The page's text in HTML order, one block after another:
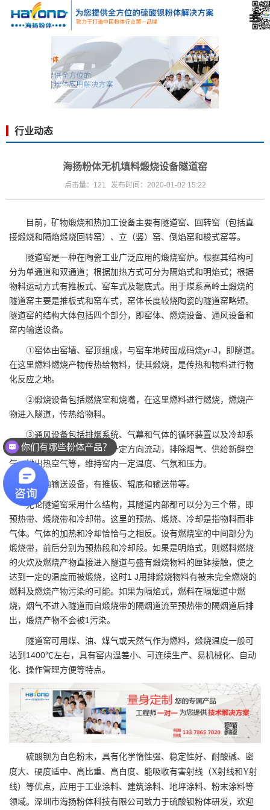
行业动态
海扬粉体无机填料煅烧设备隧道窑
点击量：121 发布时间：2020-01-02 15:22
目前，矿物煅烧和热加工设备主要有隧道窑、回转窑（包括直
接煅烧和隔焰煅烧回转窑）、立（竖）窑、倒焰窑和梭式窑等。
隧道窑是一种在陶瓷工业广泛应用的煅烧窑炉。根据其结构可
分为单通道和双通道；根据加热方式可分为隔焰式和明焰式；根据
物料运动方式有推板式、窑车式及辊底式。用于煤系高岭土煅烧的
隧道窑主要是推板式和窑车式，窑体长度较烧陶瓷的隧道窑略短。
隧道窑的结构大体包括四个部分，即窑体、燃烧设备、通风设备和
窑内输送设备。
①窑体由窑墙、窑顶组成，与窑车地砖围成码烧yr-J，即隧道。
在这里燃料燃烧产物传热给物料，使其煅烧，是传热和物料进行物
化反应之地。
②煅烧设备包括燃烧室和烧嘴，在这里燃料进行燃烧，燃烧产
物进入隧道，传热给物料。
③通风设备包括排烟系统、气幕和气体的循环装置以及冷却系
统。其作用是使窑内气流按一定方向流动，排除烟气、供给新鲜空
气、排出热空气等，维持窑内一定温度、气氛和压力。
④窑内输送设备，有推板、辊底和输送带等。
无论隧道窑采用什么结构，其隧道内部都可以分为三个带，即
预热带、煅烧带和冷却带。这里的预热、煅烧、冷却是指物料而非
气体。气体的加热和冷却恰恰与之相反。设有燃烧室的中间部分为
煅烧带，前后分别为预热段和冷却段。如果是明焰式，则燃料燃烧
的火炊及燃烧产物直接进入隧道与盛有煅烧物料的匣钵接触，使之
达到一定的温度而被煅烧，这时1 J用排煅烧物料有被未完全燃烧的
燃料及燃烧产物污染的可能。如果为隔焰式，燃料在隔烟道中燃
烧，烟气不进入隧道而自煅烧带的隔烟道流至预热带的隔烟道后排
出，煅烧产物不会被1污染。
隧道窑可用煤、油、煤气或天然气作为燃料，煅烧温度一般可
达到1400℃左右，具有窑内温差小、可连续生产、易机械化、自动
化、操作管理方便等特点。
硫酸钡为白色粉末，具有化学惰性强、稳定性好、耐酸碱、密
度大、硬度适中、高比重、高白度、能吸收有害射线（X射线和Y射
线）等优点，应用于工业涂料、建筑涂料、地坪涂料、粉末涂料等
领域。 深圳市海扬粉体科技有限公司 致力于硫酸钡粉体研发，欢迎
你们有哪些粉体产品？